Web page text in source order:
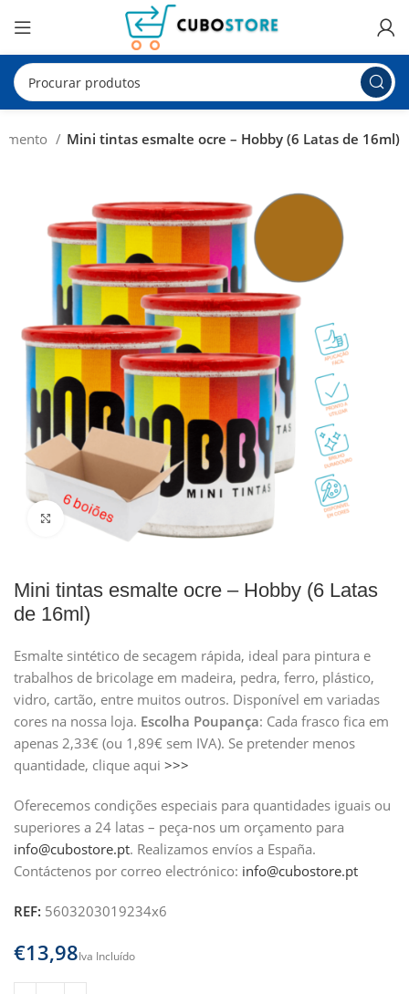
Mini tintas esmalte ocre – Hobby (6 Latas de 16ml)
Clique para ampliar
Mini tintas esmalte ocre – Hobby (6 Latas
de 16ml)
Esmalte sintético de secagem rápida, ideal para pintura e
trabalhos de bricolage em madeira, pedra, ferro, plástico,
vidro, cartão, entre muitos outros. Disponível em variadas
cores na nossa loja. Escolha Poupança: Cada frasco fica em
apenas 2,33€ (ou 1,89€ sem IVA). Se pretender menos
quantidade, clique aqui>>>
Oferecemos condições especiais para quantidades iguais ou
superiores a 24 latas – peça-nos um orçamento para
info@cubostore.pt. Realizamos envíos a España.
Contáctenos por correo electrónico: info@cubostore.pt
REF: 5603203019234x6
€